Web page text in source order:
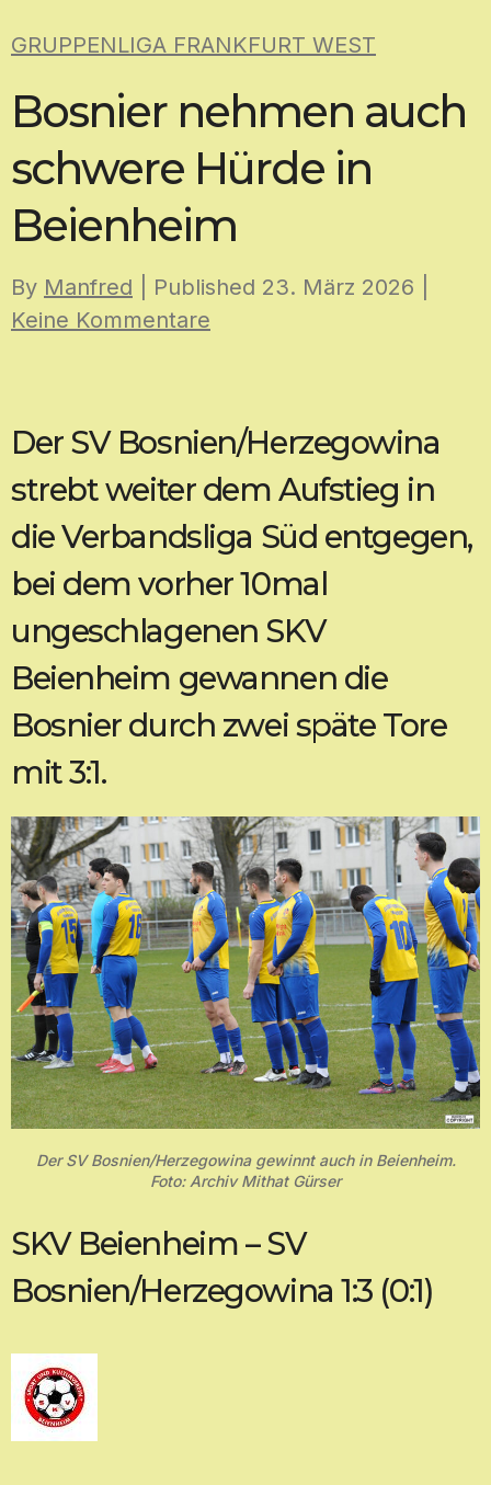
toGRUPPENLIGA FRANKFURT WEST
Bosnier nehmen auch
schwere Hürde in
Beienheim
By Manfred | Published 23. März 2026
Keine Kommentare
Der SV Bosnien/Herzegowina
strebt weiter dem Aufstieg in
die Verbandsliga Süd entgegen,
bei dem vorher 10mal
ungeschlagenen SKV
Beienheim gewannen die
Bosnier durch zwei späte Tore
mit 3:1.
Der SV Bosnien/Herzegowina gewinnt auch in Beienheim.
Foto: Archiv Mithat Gürser
SKV Beienheim – SV
Bosnien/Herzegowina 1:3 (0:1)